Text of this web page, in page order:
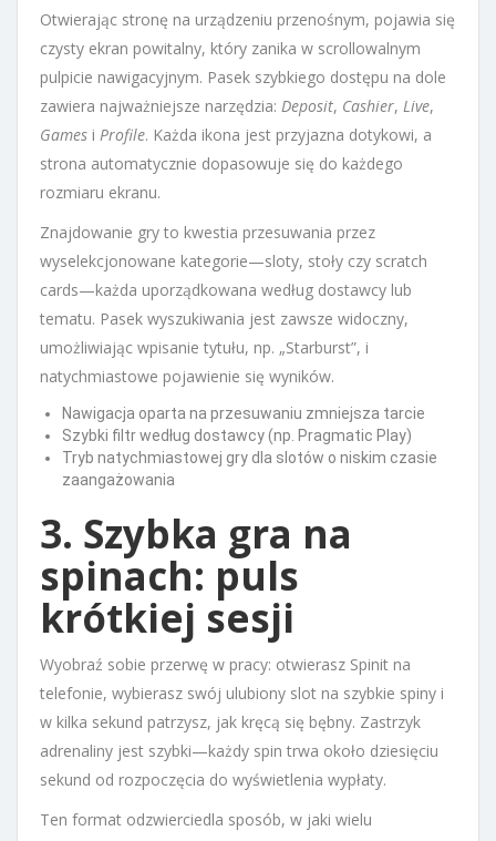
Otwierając stronę na urządzeniu przenośnym, pojawia się
czysty ekran powitalny, który zanika w scrollowalnym
pulpicie nawigacyjnym. Pasek szybkiego dostępu na dole
zawiera najważniejsze narzędzia: Deposit, Cashier, Live,
Games i Profile. Każda ikona jest przyjazna dotykowi, a
strona automatycznie dopasowuje się do każdego
rozmiaru ekranu.
Znajdowanie gry to kwestia przesuwania przez
wyselekcjonowane kategorie—sloty, stoły czy scratch
cards—każda uporządkowana według dostawcy lub
tematu. Pasek wyszukiwania jest zawsze widoczny,
umożliwiając wpisanie tytułu, np. „Starburst”, i
natychmiastowe pojawienie się wyników.
Nawigacja oparta na przesuwaniu zmniejsza tarcie
Szybki filtr według dostawcy (np. Pragmatic Play)
Tryb natychmiastowej gry dla slotów o niskim czasie
zaangażowania
3. Szybka gra na
spinach: puls
krótkiej sesji
Wyobraź sobie przerwę w pracy: otwierasz Spinit na
telefonie, wybierasz swój ulubiony slot na szybkie spiny i
w kilka sekund patrzysz, jak kręcą się bębny. Zastrzyk
adrenaliny jest szybki—każdy spin trwa około dziesięciu
sekund od rozpoczęcia do wyświetlenia wypłaty.
Ten format odzwierciedla sposób, w jaki wielu